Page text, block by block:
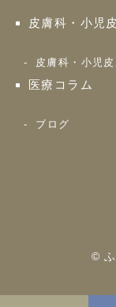
皮膚科・小児
皮膚科・小児
医療コラム
ブログ
©